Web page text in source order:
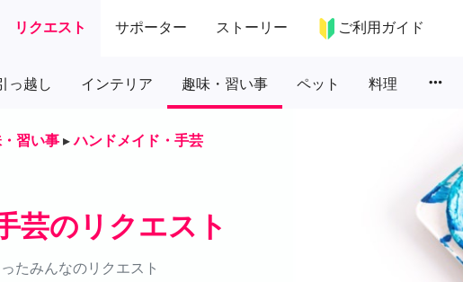
リクエスト サポーター ストーリー ご利用ガイド
っ越し インテリア 趣味・習い事 ペット 料理 more_horiz
習い事 ▸ ハンドメイド・手芸
芸のリクエスト
たみんなのリクエスト